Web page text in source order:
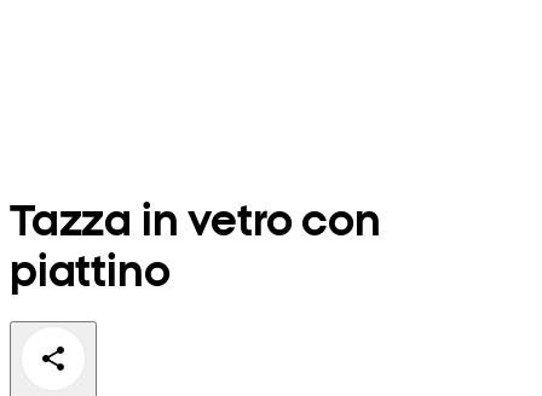
Tazza in vetro con
piattino